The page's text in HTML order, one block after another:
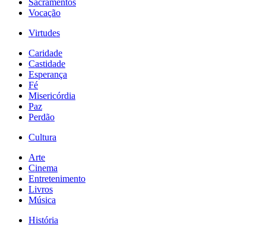
Sacramentos
Vocação
Virtudes
Caridade
Castidade
Esperança
Fé
Misericórdia
Paz
Perdão
Cultura
Arte
Cinema
Entretenimento
Livros
Música
História